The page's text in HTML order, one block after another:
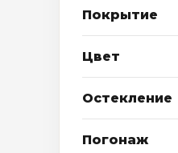
Покрытие
Цвет
Остекление
Погонаж